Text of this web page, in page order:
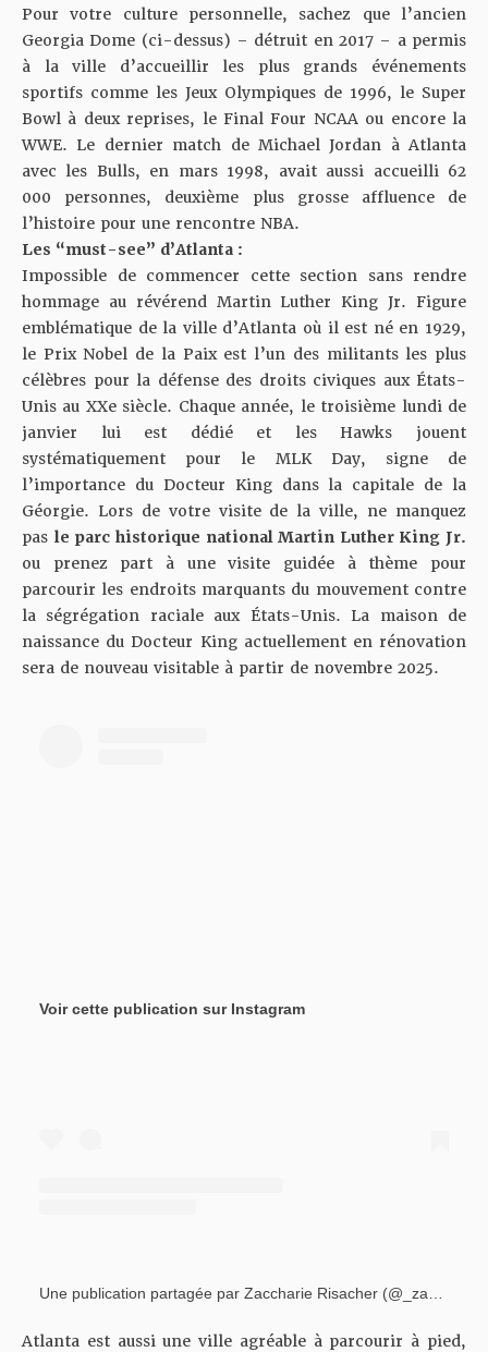
Pour votre culture personnelle, sachez que l’ancien
Georgia Dome (ci-dessus) – détruit en 2017 – a permis
à la ville d’accueillir les plus grands événements
sportifs comme les Jeux Olympiques de 1996, le Super
Bowl à deux reprises, le Final Four NCAA ou encore la
WWE. Le dernier match de Michael Jordan à Atlanta
avec les Bulls, en mars 1998, avait aussi accueilli 62
000 personnes, deuxième plus grosse affluence de
l’histoire pour une rencontre NBA.
Les “must-see” d’Atlanta :
Impossible de commencer cette section sans rendre
hommage au révérend Martin Luther King Jr. Figure
emblématique de la ville d’Atlanta où il est né en 1929,
le Prix Nobel de la Paix est l’un des militants les plus
célèbres pour la défense des droits civiques aux États-
Unis au XXe siècle. Chaque année, le troisième lundi de
janvier lui est dédié et les Hawks jouent
systématiquement pour le MLK Day, signe de
l’importance du Docteur King dans la capitale de la
Géorgie. Lors de votre visite de la ville, ne manquez
pas le parc historique national Martin Luther King Jr.
ou prenez part à une visite guidée à thème pour
parcourir les endroits marquants du mouvement contre
la ségrégation raciale aux États-Unis. La maison de
naissance du Docteur King actuellement en rénovation
sera de nouveau visitable à partir de novembre 2025.
Voir cette publication sur Instagram
Atlanta est aussi une ville agréable à parcourir à pied,